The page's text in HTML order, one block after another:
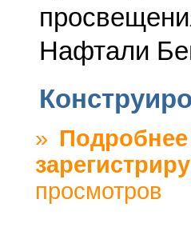
Нафтали
» Подробнее
просмотров